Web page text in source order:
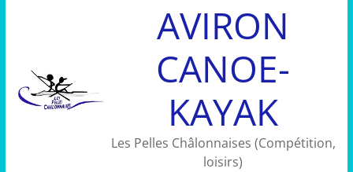
AVIRON
CANOE-
KAYAK
Les Pelles Châlonnaises (Compétition,
loisirs)